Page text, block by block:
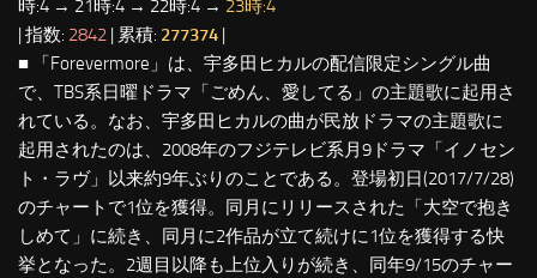
時:4 → 21時:4 → 22時:4 → 23時:4
| 指数: 2842 | 累積: 277374 |
■ 「Forevermore」は、宇多田ヒカルの配信限定シングル曲
で、TBS系日曜ドラマ「ごめん、愛してる」の主題歌に起用さ
れている。なお、宇多田ヒカルの曲が民放ドラマの主題歌に
起用されたのは、2008年のフジテレビ系月9ドラマ「イノセン
ト・ラヴ」以来約9年ぶりのことである。登場初日(2017/7/28)
のチャートで1位を獲得。同月にリリースされた「大空で抱き
しめて」に続き、同月に2作品が立て続けに1位を獲得する快
挙となった。2週目以降も上位入りが続き、同年9/15のチャー